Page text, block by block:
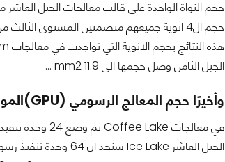
الجيل الثامن وصل حجمها الى 11.9 mm2 ...
وأخيرًا حجم المعالج الرسومي (GPU)الموجود على نفس شريحة المعالج المركزي :